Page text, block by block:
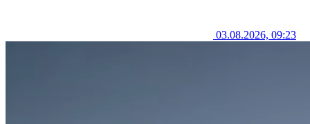
03.08.2026, 09:23